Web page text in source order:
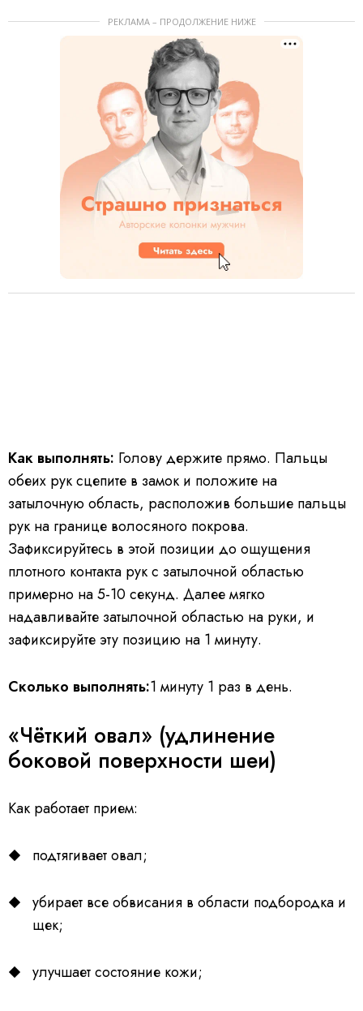
РЕКЛАМА – ПРОДОЛЖЕНИЕ НИЖЕ
Как выполнять: Голову держите прямо. Пальцы
обеих рук сцепите в замок и положите на
затылочную область, расположив большие пальцы
рук на границе волосяного покрова.
Зафиксируйтесь в этой позиции до ощущения
плотного контакта рук с затылочной областью
примерно на 5-10 секунд. Далее мягко
надавливайте затылочной областью на руки, и
зафиксируйте эту позицию на 1 минуту.
Сколько выполнять:1 минуту 1 раз в день.
«Чёткий овал» (удлинение
боковой поверхности шеи)
Как работает прием:
подтягивает овал;
убирает все обвисания в области подбородка и
щек;
улучшает состояние кожи;